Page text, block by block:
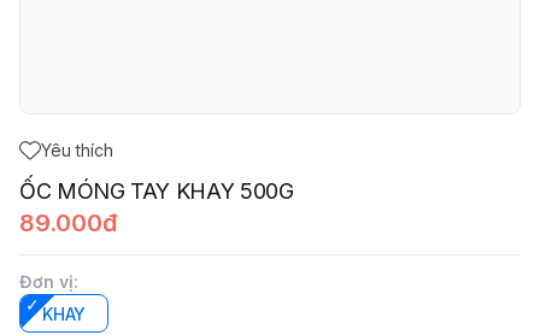
Yêu thích
ỐC MÓNG TAY KHAY 500G
89.000đ
Đơn vị:
KHAY